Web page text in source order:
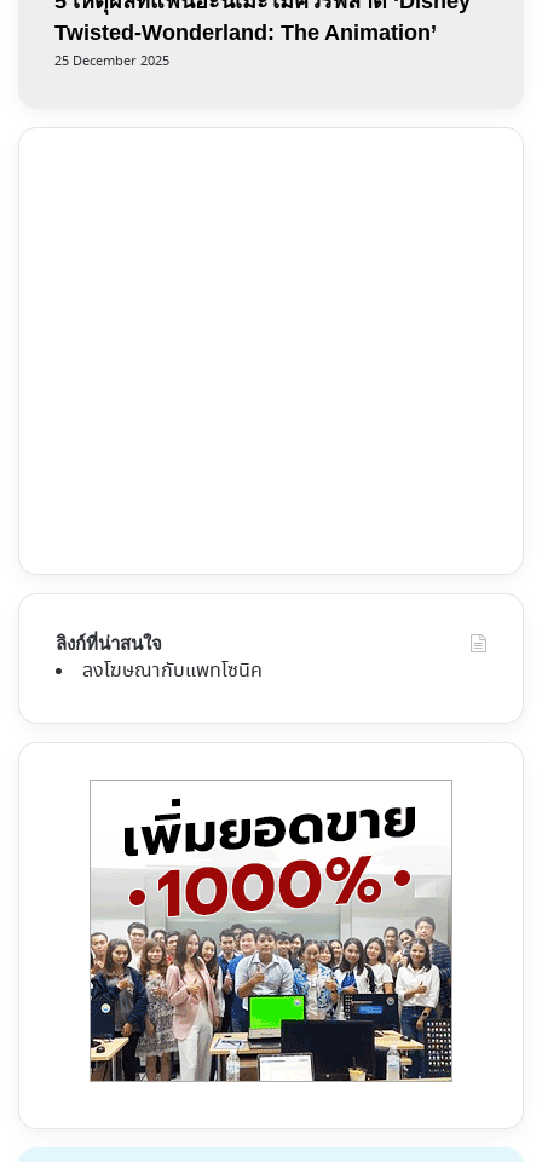
Twisted-Wonderland: The Animation’
25 December 2025
ลิงก์ที่น่าสนใจ
ลงโฆษณากับแพทโซนิค